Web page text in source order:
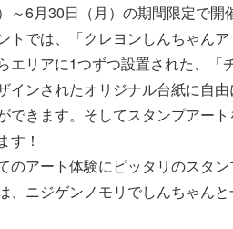
～6月30日（月）の期間限定で開
トでは、「クレヨンしんちゃん
エリアに1つずつ設置された、
インされたオリジナル台紙に自
できます。そしてスタンプアー
す！
のアート体験にピッタリのスタ
、ニジゲンノモリでしんちゃん